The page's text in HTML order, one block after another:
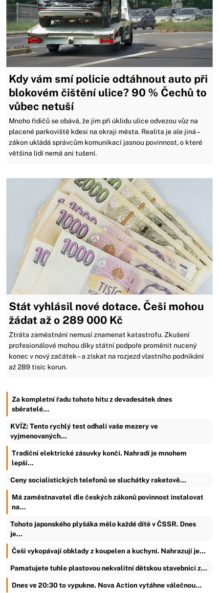
Kdy vám smí policie odtáhnout auto při
blokovém čištění ulice? 90 % Čechů to
vůbec netuší
Mnoho řidičů se obává, že jim při úklidu ulice odvezou vůz na
placené parkoviště kdesi na okraji města. Realita je ale jiná –
zákon ukládá správcům komunikací jasnou povinnost, o které
většina lidí nemá ani tušení.
Stát vyhlásil nové dotace. Češi mohou
žádat až o 289 000 Kč
Ztráta zaměstnání nemusí znamenat katastrofu. Zkušení
profesionálové mohou díky státní podpoře proměnit nucený
konec v nový začátek – a získat na rozjezd vlastního podnikání
až 289 tisíc korun.
Za kompletní řadu tohoto hitu z devadesátek dnes
sběratelé…
KVÍZ: Tento rychlý test odhalí vaše mezery ve
vyjmenovaných…
Tradiční elektrické zásuvky končí. Nahradí je mnohem
lepší…
Ceny socialistických telefonů se sluchátky raketově…
Má zaměstnavatel dle českých zákonů povinnost instalovat
na…
Tohoto japonského plyšáka mělo každé dítě v ČSSR. Dnes
je…
Češi vykopávají obklady z koupelen a kuchyní. Nahrazují je…
Pamatujete tuhle plastovou nekvalitní dětskou stavebnici z…
Dnes ve 20:30 to vypukne. Nova Action vytáhne válečnou…